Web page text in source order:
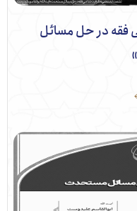
حل مسائل